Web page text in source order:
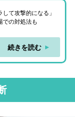
して攻撃的になる」
での対処法も
続きを読む